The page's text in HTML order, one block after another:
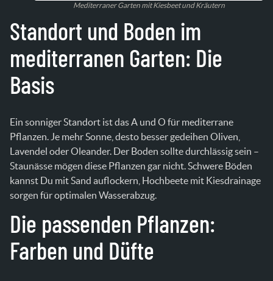
Mediterraner Garten mit Kiesbeet und Kräutern
Standort und Boden im
mediterranen Garten: Die
Basis
Ein sonniger Standort ist das A und O für mediterrane
Pflanzen. Je mehr Sonne, desto besser gedeihen Oliven,
Lavendel oder Oleander. Der Boden sollte durchlässig sein –
Staunässe mögen diese Pflanzen gar nicht. Schwere Böden
kannst Du mit Sand auflockern, Hochbeete mit Kiesdrainage
sorgen für optimalen Wasserabzug.
Die passenden Pflanzen:
Farben und Düfte